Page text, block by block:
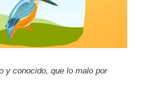
y conocido, que lo malo por